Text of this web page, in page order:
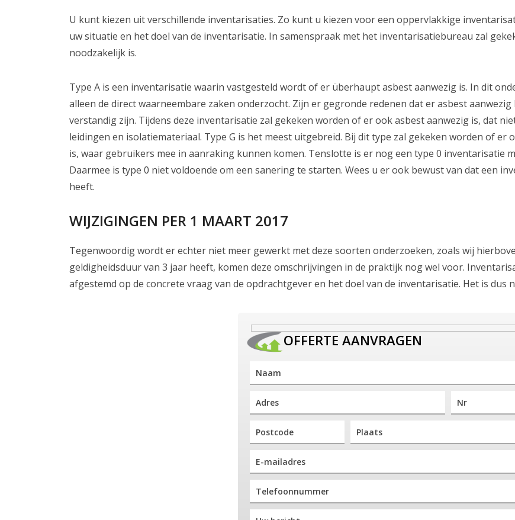
U kunt kiezen uit verschillende inventarisaties. Zo kunt u kiezen voor een oppervlakkige
uw situatie en het doel van de inventarisatie. In samenspraak met het inventarisatiebureau zal
noodzakelijk is.
Type A is een inventarisatie waarin vastgesteld wordt of er überhaupt asbest aanwezig is. In dit
alleen de direct waarneembare zaken onderzocht. Zijn er gegronde redenen dat er asbest
verstandig zijn. Tijdens deze inventarisatie zal gekeken worden of er ook asbest aanwezig is, dat
leidingen en isolatiemateriaal. Type G is het meest uitgebreid. Bij dit type zal gekeken worden of er
is, waar gebruikers mee in aanraking kunnen komen. Tenslotte is er nog een type 0 inventarisatie
Daarmee is type 0 niet voldoende om een sanering te starten. Wees u er ook bewust van dat een
heeft.
WIJZIGINGEN PER 1 MAART 2017
Tegenwoordig wordt er echter niet meer gewerkt met deze soorten onderzoeken, zoals wij
geldigheidsduur van 3 jaar heeft, komen deze omschrijvingen in de praktijk nog wel voor.
afgestemd op de concrete vraag van de opdrachtgever en het doel van de inventarisatie. Het is dus
OFFERTE AANVRAGEN